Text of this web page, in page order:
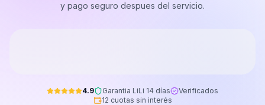
y pago seguro despues del servicio.
4.9 Garantia LiLi 14 días
Verificados
12 cuotas sin interés